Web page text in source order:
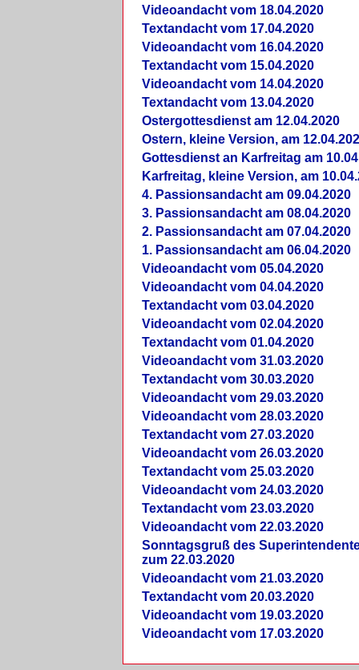
Videoandacht vom 18.04.2020
Textandacht vom 17.04.2020
Videoandacht vom 16.04.2020
Textandacht vom 15.04.2020
Videoandacht vom 14.04.2020
Textandacht vom 13.04.2020
Ostergottesdienst am 12.04.2020
Ostern, kleine Version, am
Gottesdienst an Karfreitag am
Karfreitag, kleine Version, am
4. Passionsandacht am 09.04.2020
3. Passionsandacht am 08.04.2020
2. Passionsandacht am 07.04.2020
1. Passionsandacht am 06.04.2020
Videoandacht vom 05.04.2020
Videoandacht vom 04.04.2020
Textandacht vom 03.04.2020
Videoandacht vom 02.04.2020
Textandacht vom 01.04.2020
Videoandacht vom 31.03.2020
Textandacht vom 30.03.2020
Videoandacht vom 29.03.2020
Videoandacht vom 28.03.2020
Textandacht vom 27.03.2020
Videoandacht vom 26.03.2020
Textandacht vom 25.03.2020
Videoandacht vom 24.03.2020
Textandacht vom 23.03.2020
Videoandacht vom 22.03.2020
Sonntagsgruß des
zum 22.03.2020
Videoandacht vom 21.03.2020
Textandacht vom 20.03.2020
Videoandacht vom 19.03.2020
Videoandacht vom 17.03.2020